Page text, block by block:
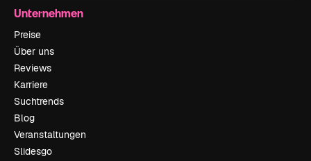
Unternehmen
Preise
Über uns
Reviews
Karriere
Suchtrends
Blog
Veranstaltungen
Slidesgo